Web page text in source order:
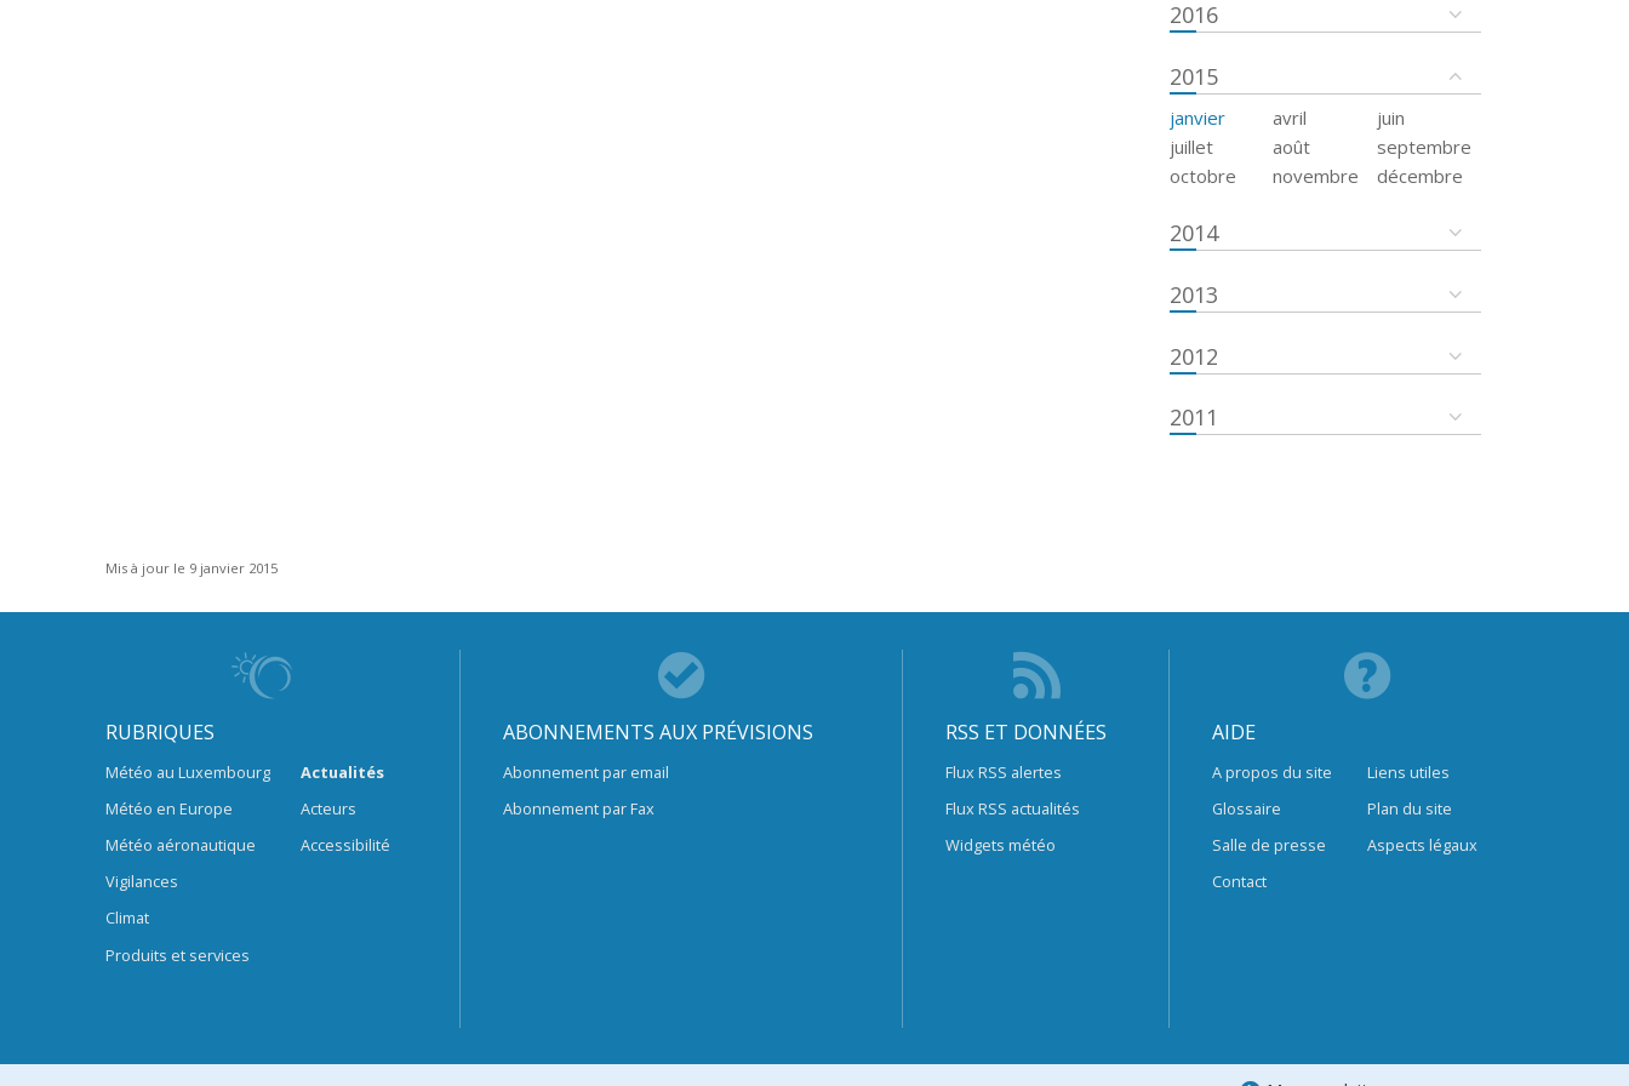
2016
2015
janvier avril
juin
juillet
août
septembre
octobre
novembre décembre
2014
2013
2012
2011
Mis à jour le 9 janvier 2015
RUBRIQUES
Météo au Luxembourg
Météo en Europe
Météo aéronautique
Vigilances
Climat
Produits et services
Actualités
Acteurs
Accessibilité
ABONNEMENTS AUX PRÉVISIONS
Abonnement par email
Abonnement par Fax
RSS ET DONNÉES
Flux RSS alertes
Flux RSS actualités
Widgets météo
AIDE
A propos du site
Glossaire
Salle de presse
Contact
Liens utiles
Plan du site
Aspects légaux